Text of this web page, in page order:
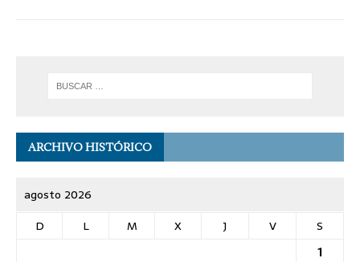
ARCHIVO HISTÓRICO
agosto 2026
D
L M X J V
S
1